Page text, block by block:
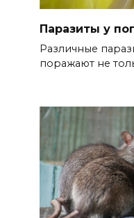
Паразиты у
Различные
поражают не